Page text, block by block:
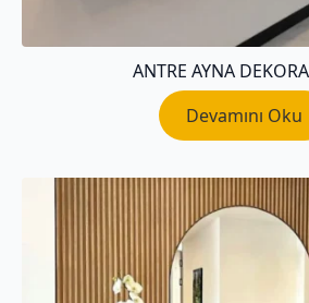
ANTRE AYNA
Devamını Oku